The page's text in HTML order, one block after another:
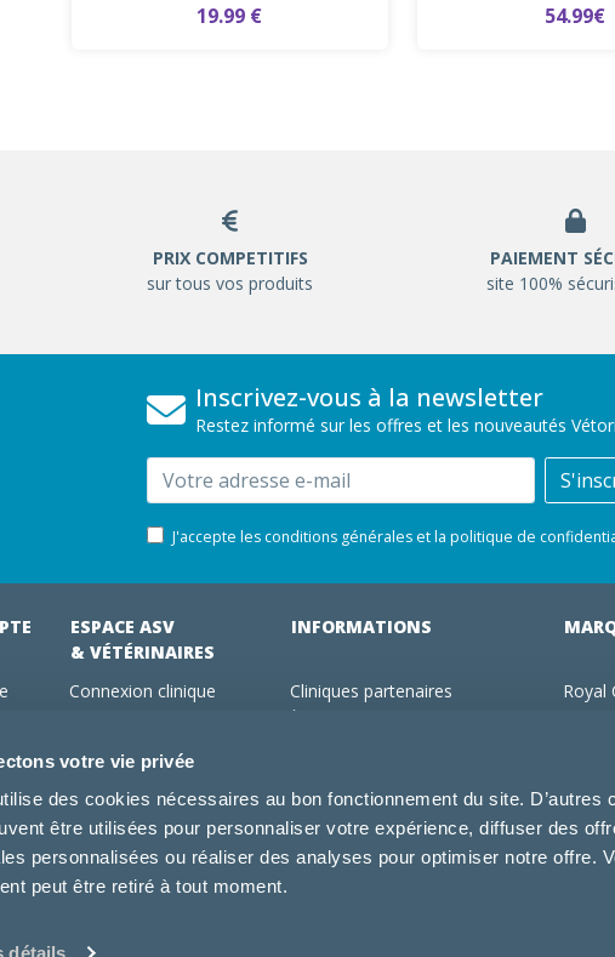
votre vie privée
des cookies nécessaires au bon fonctionnement du site. D’autres
être utilisées pour personnaliser votre expérience, diffuser des
personnalisées ou réaliser des analyses pour optimiser notre offre.
peut être retiré à tout moment.
détails
19.99 € 54.99€
PRIX COMPETITIFS
sur tous vos produits
PAIEMENT
site 100%
Inscrivez-vous à la newsletter
Restez informé sur les offres et les nouveautés
Email
J'accepte les conditions générales et la politique de
ESPACE ASV
& VÉTÉRINAIRES
Connexion clinique
Devenir adhérent Vétorino
INFORMATIONS
Cliniques partenaires
Utilisation des cookies
Conditions générales d'utilisation
Royal